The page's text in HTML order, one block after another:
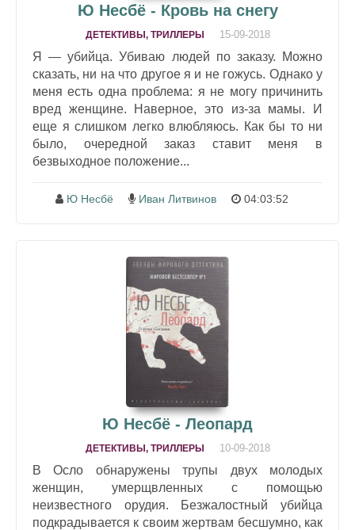
Ю Несбё - Кровь на снегу
ДЕТЕКТИВЫ, ТРИЛЛЕРЫ 15-09-2018
Я — убийца. Убиваю людей по заказу. Можно
сказать, ни на что другое я и не гожусь. Однако у
меня есть одна проблема: я не могу причинить
вред женщине. Наверное, это из-за мамы. И
еще я слишком легко влюбляюсь. Как бы то ни
было, очередной заказ ставит меня в
безвыходное положение...
Ю Несбё Иван Литвинов 04:03:52
Ю Несбё - Леопард
ДЕТЕКТИВЫ, ТРИЛЛЕРЫ 10-09-2018
В Осло обнаружены трупы двух молодых
женщин, умерщвленных с помощью
неизвестного орудия. Безжалостный убийца
подкрадывается к своим жертвам бесшумно, как